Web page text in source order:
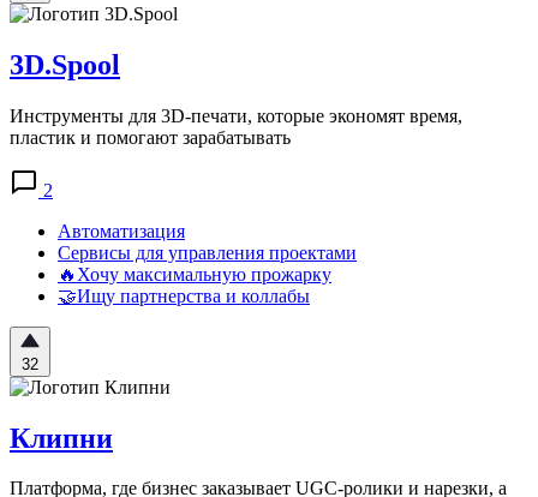
3D.Spool
Инструменты для 3D-печати, которые экономят время,
пластик и помогают зарабатывать
2
Автоматизация
Сервисы для управления проектами
🔥Хочу максимальную прожарку
🤝Ищу партнерства и коллабы
32
Клипни
Платформа, где бизнес заказывает UGC-ролики и нарезки, а